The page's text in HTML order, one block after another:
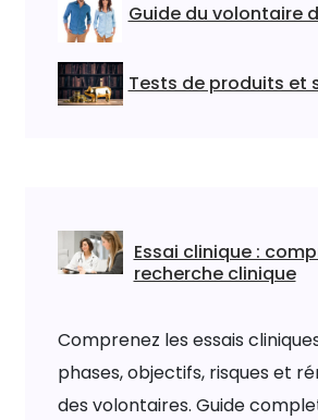
Guide du volontaire
Tests de produits et
Essai clinique :
recherche clinique
Comprenez les essais
phases, objectifs, risques et
des volontaires. Guide